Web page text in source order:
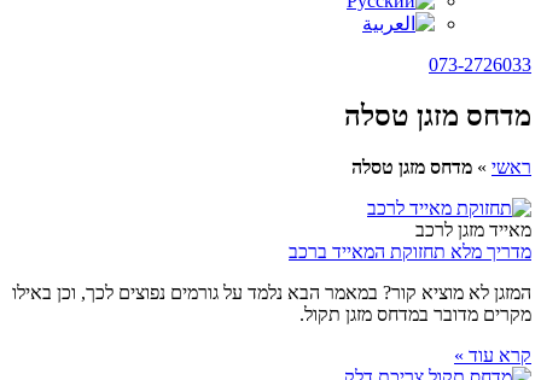
073-2726033
מדחס מזגן טסלה
ראשי » מדחס מזגן טסלה
מאייד מזגן לרכב
מדריך מלא תחזוקת המאייד ברכב
המזגן לא מוציא קור? במאמר הבא נלמד על גורמים נפוצים לכך, וכן באילו
מקרים מדובר במדחס מזגן תקול.
קרא עוד »